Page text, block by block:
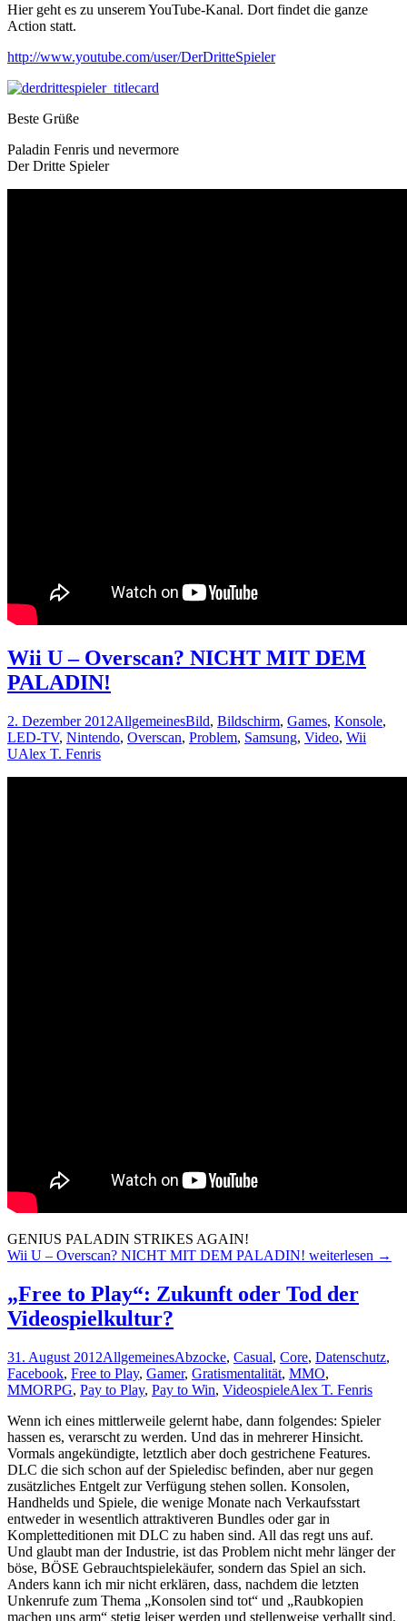
Hier geht es zu unserem YouTube-Kanal. Dort findet die ganze
Action statt.
http://www.youtube.com/user/DerDritteSpieler
Beste Grüße
Paladin Fenris und nevermore
Der Dritte Spieler
Wii U – Overscan? NICHT MIT DEM
PALADIN!
2. Dezember 2012AllgemeinesBild, Bildschirm, Games, Konsole,
LED-TV, Nintendo, Overscan, Problem, Samsung, Video, Wii
UAlex T. Fenris
GENIUS PALADIN STRIKES AGAIN!
Wii U – Overscan? NICHT MIT DEM PALADIN! weiterlesen →
„Free to Play“: Zukunft oder Tod der
Videospielkultur?
31. August 2012AllgemeinesAbzocke, Casual, Core, Datenschutz,
Facebook, Free to Play, Gamer, Gratismentalität, MMO,
MMORPG, Pay to Play, Pay to Win, VideospieleAlex T. Fenris
Wenn ich eines mittlerweile gelernt habe, dann folgendes: Spieler
hassen es, verarscht zu werden. Und das in mehrerer Hinsicht.
Vormals angekündigte, letztlich aber doch gestrichene Features.
DLC die sich schon auf der Spieledisc befinden, aber nur gegen
zusätzliches Entgelt zur Verfügung stehen sollen. Konsolen,
Handhelds und Spiele, die wenige Monate nach Verkaufsstart
entweder in wesentlich attraktiveren Bundles oder gar in
Kompletteditionen mit DLC zu haben sind. All das regt uns auf.
Und glaubt man der Industrie, ist das Problem nicht mehr länger der
böse, BÖSE Gebrauchtspielekäufer, sondern das Spiel an sich.
Anders kann ich mir nicht erklären, dass, nachdem die letzten
Unkenrufe zum Thema „Konsolen sind tot“ und „Raubkopien
machen uns arm“ stetig leiser werden und stellenweise verhallt sind,